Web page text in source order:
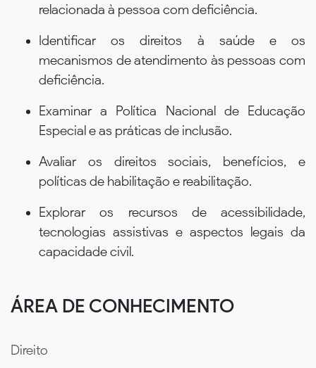
relacionada à pessoa com deficiência.
Identificar os direitos à saúde e os
mecanismos de atendimento às pessoas com
deficiência.
Examinar a Política Nacional de Educação
Especial e as práticas de inclusão.
Avaliar os direitos sociais, benefícios, e
políticas de habilitação e reabilitação.
Explorar os recursos de acessibilidade,
tecnologias assistivas e aspectos legais da
capacidade civil.
ÁREA DE CONHECIMENTO
Direito